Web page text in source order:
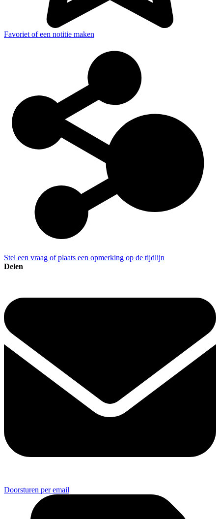
Favoriet of een notitie maken
Stel een vraag of plaats een opmerking op de tijdlijn
Delen
Doorsturen per email